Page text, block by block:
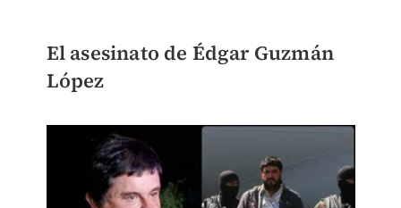
El asesinato de Édgar Guzmán
López